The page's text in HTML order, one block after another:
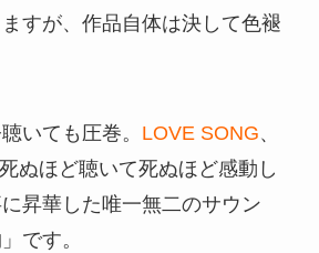
すが、作品自体は決して色褪
いても圧巻。 LOVE SONG、
ぬほど聴いて死ぬほど感動し
昇華した唯一無二のサウン
です。